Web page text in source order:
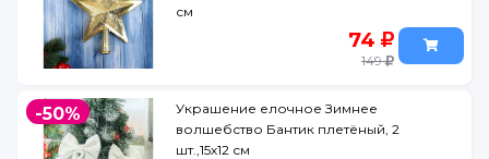
см
74
149
-50%
Украшение елочное Зимнее
волшебство Бантик плетёный, 2
шт.,15х12 см